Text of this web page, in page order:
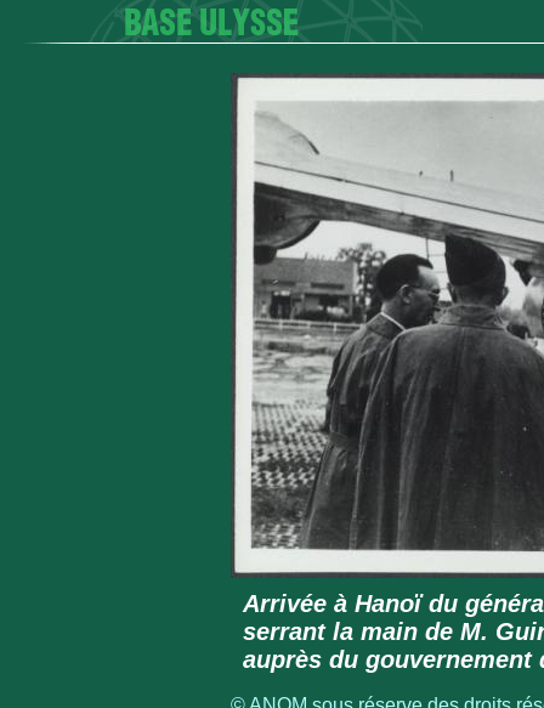
Arrivée à Hanoï du
serrant la main de M.
auprès du gouvernement